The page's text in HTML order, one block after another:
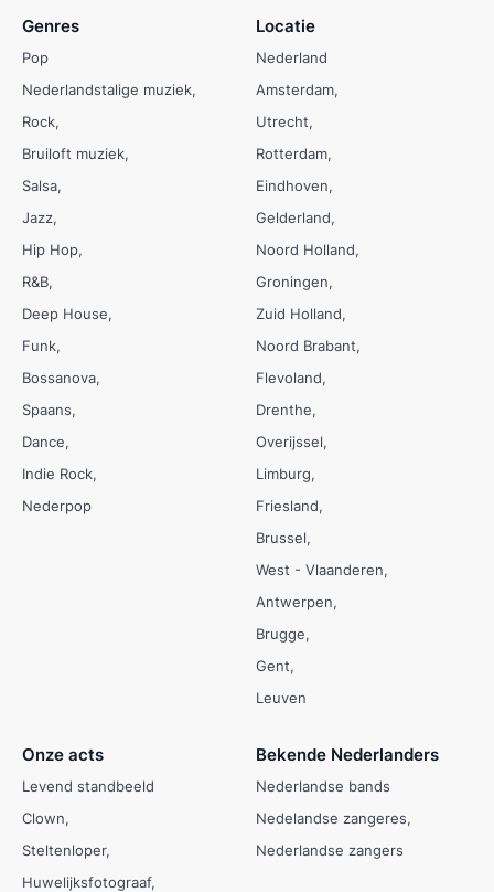
Genres
Pop
Nederlandstalige muziek
Rock
Bruiloft muziek
Salsa
Jazz
Hip Hop
R&B
Deep House
Funk
Bossanova
Spaans
Dance
Indie Rock
Nederpop
Locatie
Nederland
Amsterdam
Utrecht
Rotterdam
Eindhoven
Gelderland
Noord Holland
Groningen
Zuid Holland
Noord Brabant
Flevoland
Drenthe
Overijssel
Limburg
Friesland
Brussel
West - Vlaanderen
Antwerpen
Brugge
Gent
Leuven
Onze acts
Levend standbeeld
Clown
Steltenloper
Huwelijksfotograaf
Bekende Nederlanders
Nederlandse bands
Nedelandse zangeres
Nederlandse zangers